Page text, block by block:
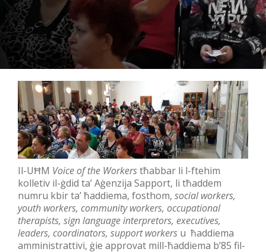
Il-UĦM Voice of the Workerstħabbar li l-ftehim
kolletiv il-ġdid ta’ Aġenzija Sapport, li tħaddem
numru kbir ta’ ħaddiema, fosthom, social workers,
youth workers, community workers, occupational
therapists, sign language interpretors, executives,
leaders, coordinators, support workers u ħaddiema
amministrattivi, ġie approvat mill-ħaddiema b’85 fil-